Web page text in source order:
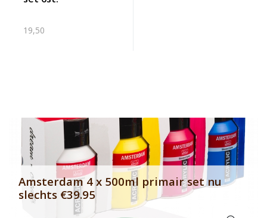
19,50
Banner row 2
Amsterdam 4 x 500ml primair set nu
slechts €39.95